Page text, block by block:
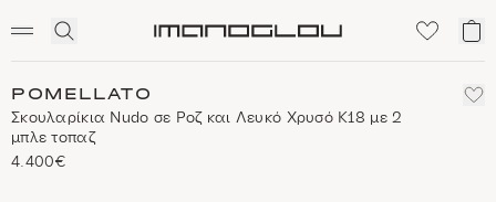
Click
search
Το
POMELLATO
Σκουλαρίκια Nudo σε Ροζ και Λευκό Χρυσό Κ18 με 2
μπλε τοπαζ
4.400€